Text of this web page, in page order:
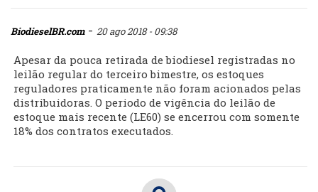
BiodieselBR.com- 20 ago 2018 - 09:38
Apesar da pouca retirada de biodiesel registradas no
leilão regular do terceiro bimestre, os estoques
reguladores praticamente não foram acionados pelas
distribuidoras. O periodo de vigência do leilão de
estoque mais recente (LE60) se encerrou com somente
18% dos contratos executados.